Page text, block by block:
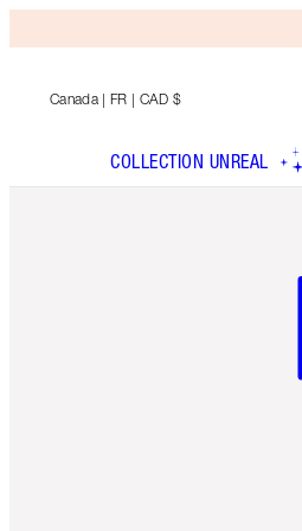
Canada | FR | CAD $
COLLECTION UNREAL